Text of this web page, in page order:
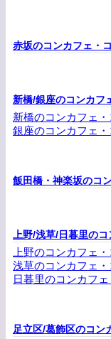
赤坂のコンカフェ・
新橋/銀座のコンカフ
新橋のコンカフェ
銀座のコンカフェ
飯田橋・神楽坂のコ
上野/浅草/日暮里の
上野のコンカフェ
浅草のコンカフェ
日暮里のコンカフ
足立区/葛飾区のコン